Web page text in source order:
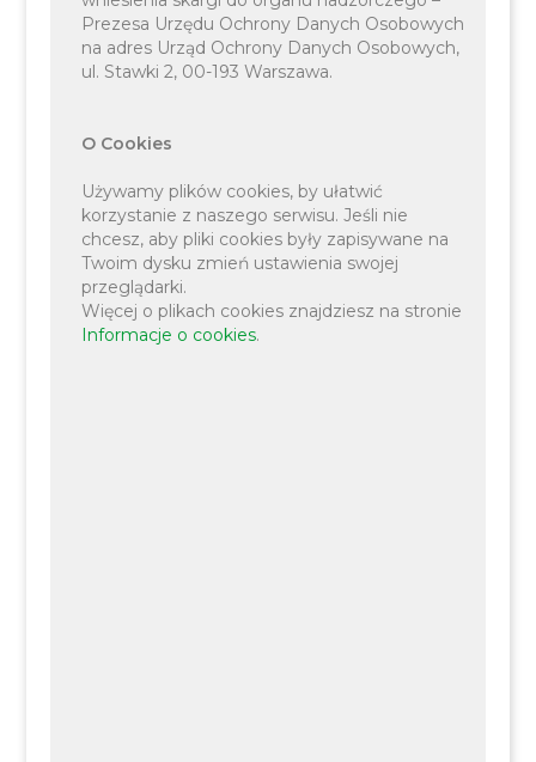
ul. Szkolna 50
32-060 Liszki
Wyznacz trasę
Prezesa Urzędu Ochrony Danych Osobowych
na adres Urząd Ochrony Danych Osobowych,
ul. Stawki 2, 00-193 Warszawa.
O Cookies
Używamy plików cookies, by ułatwić
korzystanie z naszego serwisu. Jeśli nie
chcesz, aby pliki cookies były zapisywane na
Twoim dysku zmień ustawienia swojej
przeglądarki.
Więcej o plikach cookies znajdziesz na stronie
Informacje o cookies.